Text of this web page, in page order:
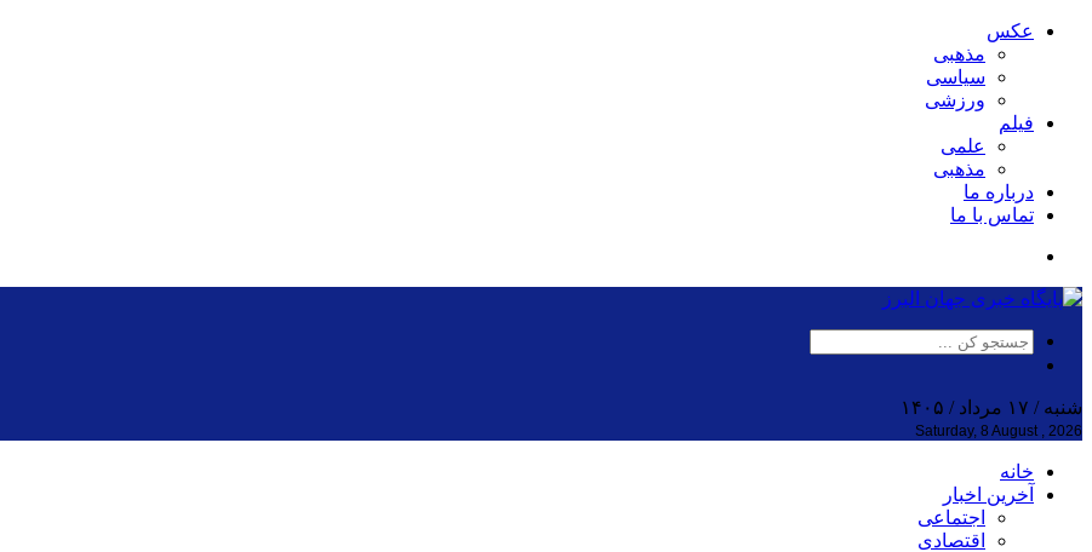
عکس
مذهبی
سیاسی
ورزشی
فیلم
علمی
مذهبی
درباره ما
تماس با ما
شنبه / ۱۷ مرداد / ۱۴۰۵
Saturday, 8 August , 2026
خانه
آخرین اخبار
اجتماعی
اقتصادی